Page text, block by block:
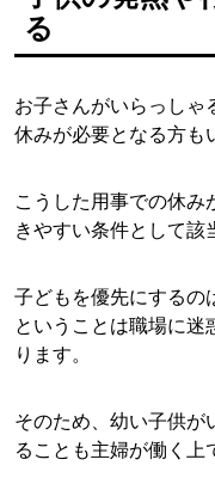
る
お子さんがいらっしゃ
休みが必要となる方も
こうした用事での休み
きやすい条件として該
子どもを優先にするの
ということは職場に
ります。
そのため、幼い子供が
ることも主婦が働く上